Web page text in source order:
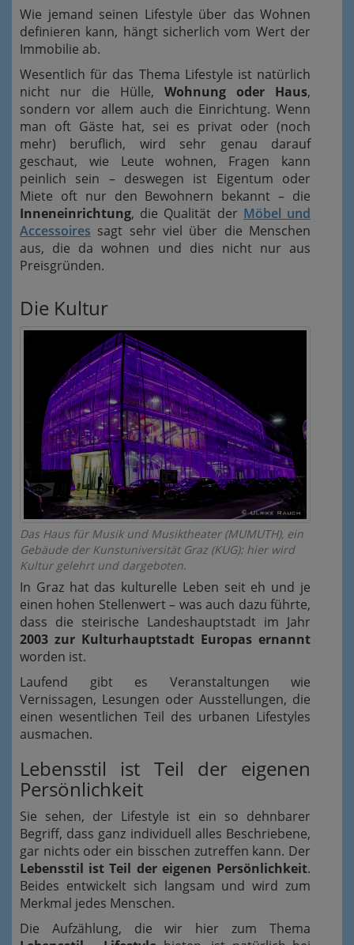
Wie jemand seinen Lifestyle über das Wohnen
definieren kann, hängt sicherlich vom Wert der
Immobilie ab.
Wesentlich für das Thema Lifestyle ist natürlich
nicht nur die Hülle, Wohnung oder Haus,
sondern vor allem auch die Einrichtung. Wenn
man oft Gäste hat, sei es privat oder (noch
mehr) beruflich, wird sehr genau darauf
geschaut, wie Leute wohnen, Fragen kann
peinlich sein – deswegen ist Eigentum oder
Miete oft nur den Bewohnern bekannt – die
Inneneinrichtung, die Qualität der Möbel und
Accessoires sagt sehr viel über die Menschen
aus, die da wohnen und dies nicht nur aus
Preisgründen.
Die Kultur
Das Haus für Musik und Musiktheater (MUMUTH), ein
Gebäude der Kunstuniversität Graz (KUG): hier wird
Kultur gelehrt und dargeboten.
In Graz hat das kulturelle Leben seit eh und je
einen hohen Stellenwert – was auch dazu führte,
dass die steirische Landeshauptstadt im Jahr
2003 zur Kulturhauptstadt Europas ernannt
worden ist.
Laufend gibt es Veranstaltungen wie
Vernissagen, Lesungen oder Ausstellungen, die
einen wesentlichen Teil des urbanen Lifestyles
ausmachen.
Lebensstil ist Teil der eigenen
Persönlichkeit
Sie sehen, der Lifestyle ist ein so dehnbarer
Begriff, dass ganz individuell alles Beschriebene,
gar nichts oder ein bisschen zutreffen kann. Der
Lebensstil ist Teil der eigenen Persönlichkeit.
Beides entwickelt sich langsam und wird zum
Merkmal jedes Menschen.
Die Aufzählung, die wir hier zum Thema